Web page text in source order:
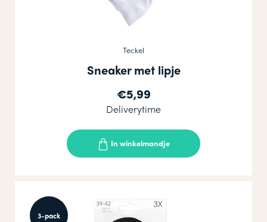
Teckel
Sneaker met lipje
€5,99
Deliverytime
In winkelmandje
3-pack